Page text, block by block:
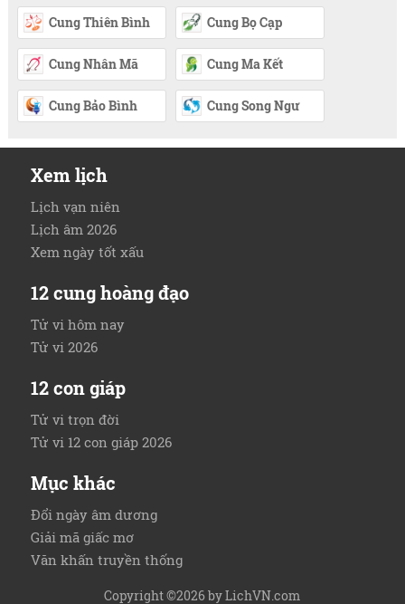
Cung Thiên Bình Cung Bọ Cạp
Cung Nhân Mã Cung Ma Kết
Cung Bảo Bình Cung Song Ngư
Xem lịch
Lịch vạn niên
Lịch âm 2026
Xem ngày tốt xấu
12 cung hoàng đạo
Tử vi hôm nay
Tử vi 2026
12 con giáp
Tử vi trọn đời
Tử vi 12 con giáp 2026
Mục khác
Đổi ngày âm dương
Giải mã giấc mơ
Văn khấn truyền thống
Copyright ©2026 byLichVN.com